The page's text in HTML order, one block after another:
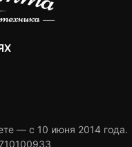
— c 10 июня 2014 года.